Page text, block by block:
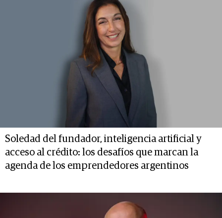
Soledad del fundador, inteligencia artificial y
acceso al crédito: los desafíos que marcan la
agenda de los emprendedores argentinos